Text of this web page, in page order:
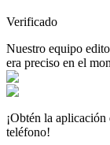
Verificado
Nuestro equipo
era preciso en el
¡Obtén la
teléfono!